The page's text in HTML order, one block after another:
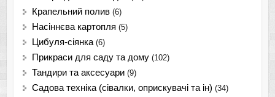
Крапельний полив (6)
Насіннєва картопля (5)
Цибуля-сіянка (6)
Прикраси для саду та дому (102)
Тандири та аксесуари (9)
Садова техніка (сівалки, оприскувачі та ін) (34)